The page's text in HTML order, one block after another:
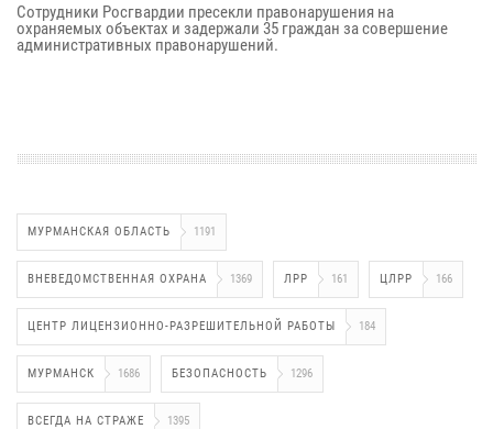
Сотрудники Росгвардии пресекли правонарушения на
охраняемых объектах и задержали 35 граждан за совершение
административных правонарушений.
МУРМАНСКАЯ ОБЛАСТЬ 1191
ВНЕВЕДОМСТВЕННАЯ ОХРАНА 1369 ЛРР 161 ЦЛРР 166
ЦЕНТР ЛИЦЕНЗИОННО-РАЗРЕШИТЕЛЬНОЙ РАБОТЫ 184
МУРМАНСК 1686 БЕЗОПАСНОСТЬ 1296
ВСЕГДА НА СТРАЖЕ 1395